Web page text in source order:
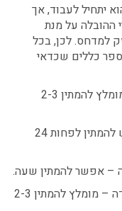
יתחיל לעבוד, אך
ההובלה על מנת
למדחס. לכן, בכל
כללים שכדאי
1. אם מדובר בהובלת המקרר בעמידה – מומלץ להמתין 2-3
2. אם מדובר בהובלת מקרר בשכיבה – יש להמתין לפחות 24
4. אם מדובר במקרר בינוני בהובלה בעמידה – מומלץ להמתין 2-3